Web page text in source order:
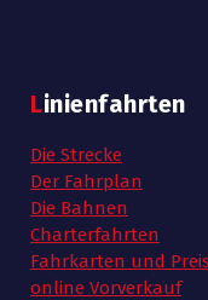
Linienfahrten
Die Strecke
Der Fahrplan
Die Bahnen
Charterfahrten
Fahrkarten und
online Vorverkauf